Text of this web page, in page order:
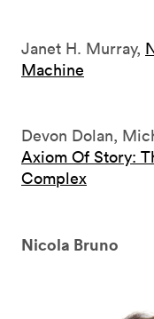
Janet H. Murray,
Machine
Devon Dolan,
Axiom Of Story:
Complex
Nicola Bruno